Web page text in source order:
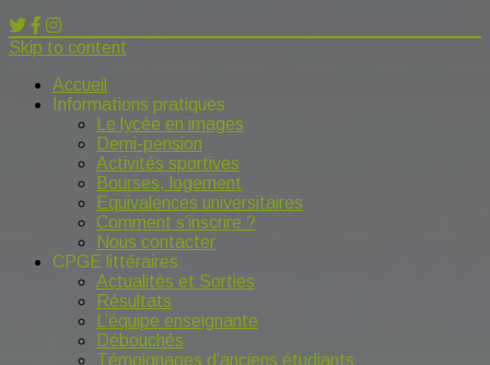
Skip to content
Accueil
Informations pratiques
Le lycée en images
Demi-pension
Activités sportives
Bourses, logement
Equivalences universitaires
Comment s’inscrire ?
Nous contacter
CPGE littéraires
Actualités et Sorties
Résultats
L’équipe enseignante
Débouchés
Témoignages d’anciens étudiants